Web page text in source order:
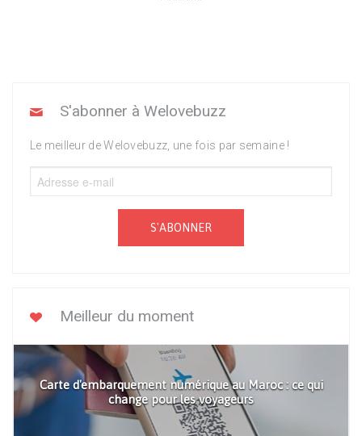
S'abonner à Welovebuzz
Le meilleur de Welovebuzz, une fois par semaine !
S'ABONNER
Meilleur du moment
Carte d'embarquement numérique au Maroc : ce qui
change pour les voyageurs